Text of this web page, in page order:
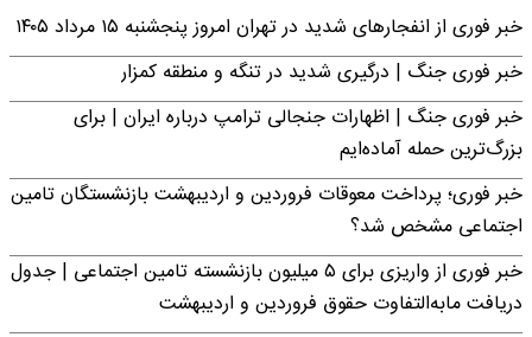
خبر فوری از انفجارهای شدید در تهران امروز پنجشنبه ۱۵ مرداد ۱۴۰۵
خبر فوری جنگ | درگیری شدید در تنگه و منطقه کمزار
خبر فوری جنگ | اظهارات جنجالی ترامپ درباره ایران | برای
بزرگ‌ترین حمله آماده‌ایم
خبر فوری؛ پرداخت معوقات فروردین و اردیبهشت بازنشستگان تامین
اجتماعی مشخص شد؟
خبر فوری از واریزی برای ۵ میلیون‌ بازنشسته تامین اجتماعی | جدول
دریافت مابه‌التفاوت حقوق فروردین و اردیبهشت